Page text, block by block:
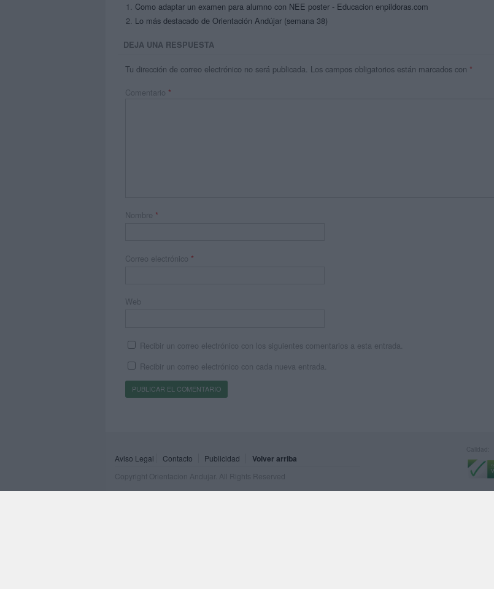
Como adaptar un examen para alumno con NEE poster - Educacion enpildoras.com
Lo más destacado de Orientación Andújar (semana 38)
DEJA UNA RESPUESTA
Tu dirección de correo electrónico no será publicada. Los campos obligatorios están marcados con *
Comentario *
Nombre *
Correo electrónico *
Web
Recibir un correo electrónico con los siguientes comentarios a esta entrada.
Recibir un correo electrónico con cada nueva entrada.
Aviso Legal Contacto Publicidad Volver arriba